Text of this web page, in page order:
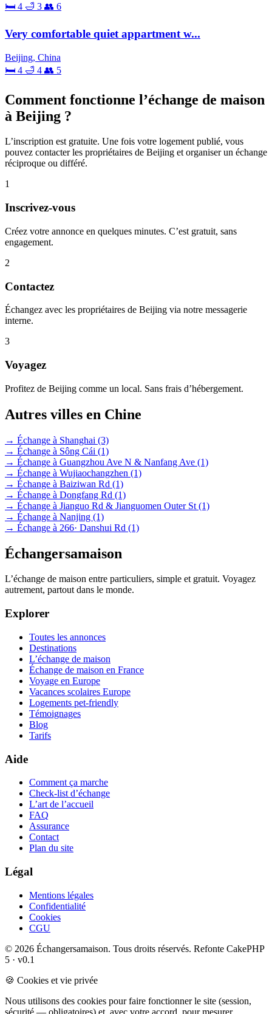
🛏 4 🛁 3 👥 6
Very comfortable quiet appartment w...
Beijing, China
🛏 4 🛁 4 👥 5
Comment fonctionne l’échange de maison
à Beijing ?
L’inscription est gratuite. Une fois votre logement publié, vous
pouvez contacter les propriétaires de Beijing et organiser un échange
réciproque ou différé.
1
Inscrivez-vous
Créez votre annonce en quelques minutes. C’est gratuit, sans
engagement.
2
Contactez
Échangez avec les propriétaires de Beijing via notre messagerie
interne.
3
Voyagez
Profitez de Beijing comme un local. Sans frais d’hébergement.
Autres villes en Chine
→ Échange à Shanghai (3)
→ Échange à Sông Cái (1)
→ Échange à Guangzhou Ave N & Nanfang Ave (1)
→ Échange à Wujiaochangzhen (1)
→ Échange à Baiziwan Rd (1)
→ Échange à Dongfang Rd (1)
→ Échange à Jianguo Rd & Jianguomen Outer St (1)
→ Échange à Nanjing (1)
→ Échange à 266· Danshui Rd (1)
Échangersamaison
L’échange de maison entre particuliers, simple et gratuit. Voyagez
autrement, partout dans le monde.
Explorer
Toutes les annonces
Destinations
L’échange de maison
Échange de maison en France
Voyage en Europe
Vacances scolaires Europe
Logements pet-friendly
Témoignages
Blog
Tarifs
Aide
Comment ça marche
Check-list d’échange
L’art de l’accueil
FAQ
Assurance
Contact
Plan du site
Légal
Mentions légales
Confidentialité
Cookies
CGU
© 2026 Échangersamaison. Tous droits réservés. Refonte CakePHP
5 · v0.1
🍪 Cookies et vie privée
Nous utilisons des cookies pour faire fonctionner le site (session,
sécurité — obligatoires) et, avec votre accord, pour mesurer